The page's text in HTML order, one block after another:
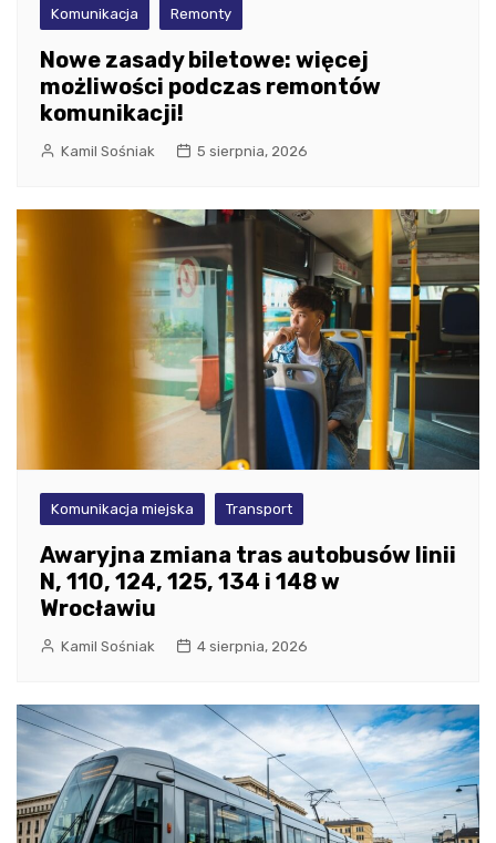
Komunikacja Remonty
Nowe zasady biletowe: więcej
możliwości podczas remontów
komunikacji!
Kamil Sośniak 5 sierpnia, 2026
Komunikacja miejska Transport
Awaryjna zmiana tras autobusów linii
N, 110, 124, 125, 134 i 148 w
Wrocławiu
Kamil Sośniak 4 sierpnia, 2026